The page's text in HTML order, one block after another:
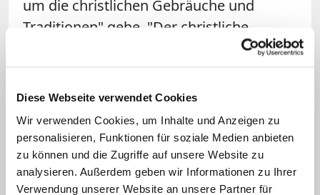
Diese Webseite verwendet Cookies
Wir verwenden Cookies, um Inhalte und Anzeigen zu
personalisieren, Funktionen für soziale Medien anbieten
zu können und die Zugriffe auf unsere Website zu
analysieren. Außerdem geben wir Informationen zu Ihrer
Verwendung unserer Website an unsere Partner für
um die christlichen Gebräuche und
Traditionen" gehe. "Der christliche
Glaube ist nämlich nicht nur Wissen, das
sondern eine Wahrheit, die in der Liebe
zu leben ist."
Papst: Kongregation muss kollegial
arbeiten